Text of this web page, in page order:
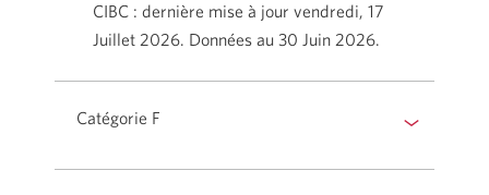
CIBC : dernière mise à jour vendredi, 17
Juillet 2026. Données au 30 Juin 2026.
Catégorie F